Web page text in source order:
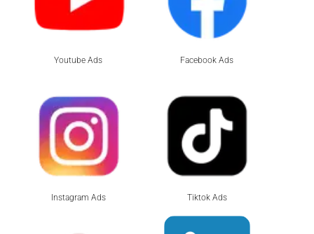
Youtube Ads Facebook Ads
Instagram Ads Tiktok Ads